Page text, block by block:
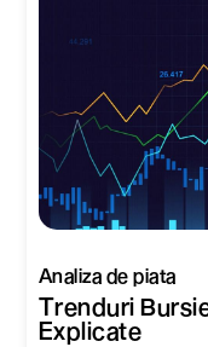
Analiza de piata
Trenduri
Explicate